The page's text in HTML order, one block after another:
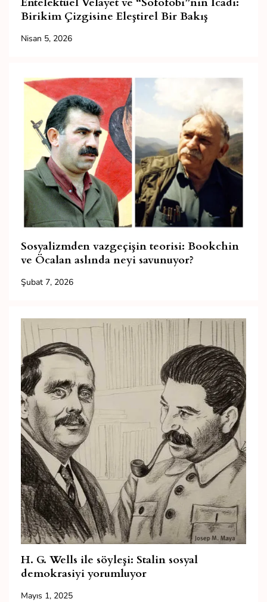
Birikim Çizgisine Eleştirel Bir Bakış
Nisan 5, 2026
Sosyalizmden vazgeçişin teorisi: Bookchin
ve Öcalan aslında neyi savunuyor?
Şubat 7, 2026
H. G. Wells ile söyleşi: Stalin sosyal
demokrasiyi yorumluyor
Mayıs 1, 2025